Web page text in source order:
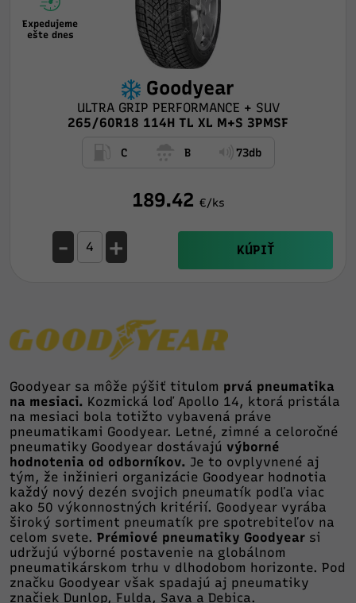
Expedujeme
ešte dnes
Goodyear
ULTRA GRIP PERFORMANCE + SUV
265/60R18 114H TL XL M+S 3PMSF
C B 73db
189.42 €/ks
- + KÚPIŤ
Goodyear sa môže pýšiť titulom prvá pneumatika
na mesiaci. Kozmická loď Apollo 14, ktorá pristála
na mesiaci bola totižto vybavená práve
pneumatikami Goodyear. Letné, zimné a celoročné
pneumatiky Goodyear dostávajú výborné
hodnotenia od odborníkov. Je to ovplyvnené aj
tým, že inžinieri organizácie Goodyear hodnotia
každý nový dezén svojich pneumatík podľa viac
ako 50 výkonnostných kritérií. Goodyear vyrába
široký sortiment pneumatík pre spotrebiteľov na
celom svete. Prémiové pneumatiky Goodyear si
udržujú výborné postavenie na globálnom
pneumatikárskom trhu v dlhodobom horizonte. Pod
značku Goodyear však spadajú aj pneumatiky
značiek Dunlop, Fulda, Sava a Debica.